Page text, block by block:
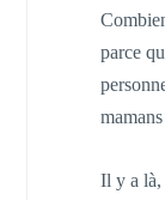
parce
Il y a là,